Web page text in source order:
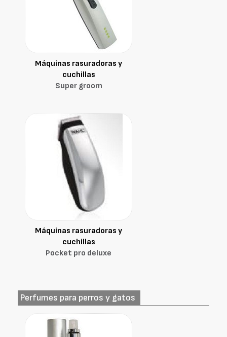
Máquinas rasuradoras y
cuchillas
Super groom
Máquinas rasuradoras y
cuchillas
Pocket pro deluxe
Perfumes para perros y gatos